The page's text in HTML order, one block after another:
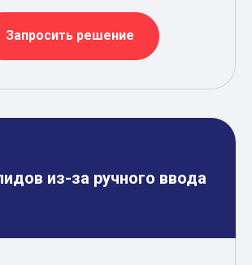
Запросить решение
из-за ручного ввода